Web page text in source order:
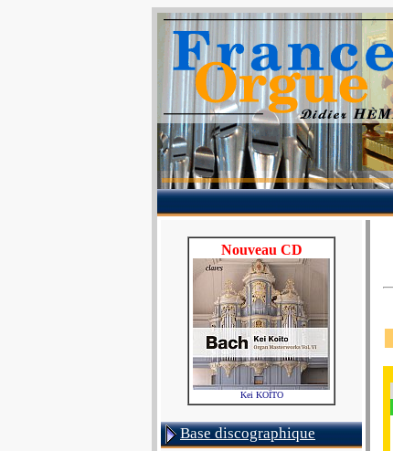
Nouveau CD
Kei KOÏTO
Base discographique